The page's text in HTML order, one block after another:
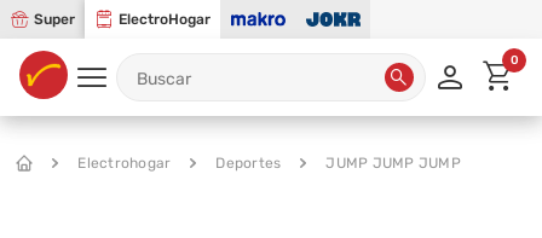
Super ElectroHogar
0
Electrohogar Deportes JUMP JUMP JUMP